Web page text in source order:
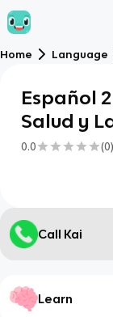
Home Language
Español
Salud y
0.0 (0)
Call Kai
Learn